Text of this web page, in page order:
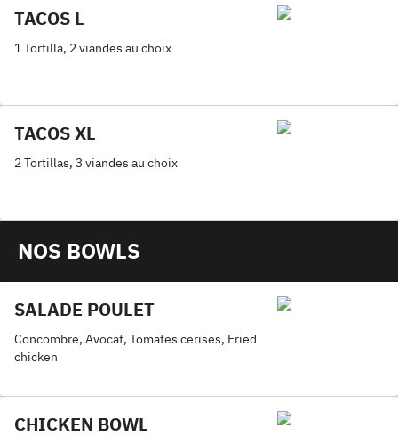
TACOS L
1 Tortilla, 2 viandes au choix
TACOS XL
2 Tortillas, 3 viandes au choix
NOS BOWLS
SALADE POULET
Concombre, Avocat, Tomates cerises, Fried
chicken
CHICKEN BOWL